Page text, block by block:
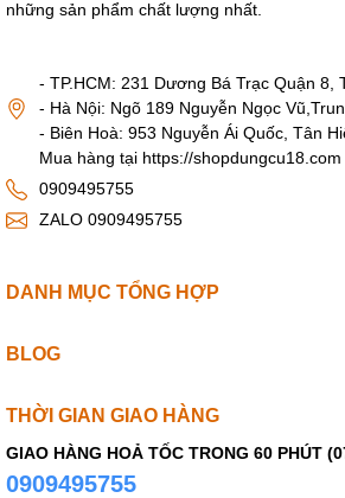
những sản phẩm chất lượng nhất.
- TP.HCM: 231 Dương Bá Trạc Quận 8,
- Hà Nội: Ngõ 189 Nguyễn Ngọc
- Biên Hoà: 953 Nguyễn Ái Quốc, Tân
Mua hàng tại https://shopdungcu18.com
0909495755
ZALO 0909495755
DANH MỤC TỔNG HỢP
BLOG
THỜI GIAN GIAO HÀNG
GIAO HÀNG HOẢ TỐC TRONG 60 PHÚT
0909495755